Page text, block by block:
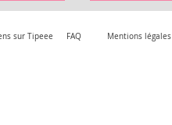
sur Tipeee FAQ Mentions légales